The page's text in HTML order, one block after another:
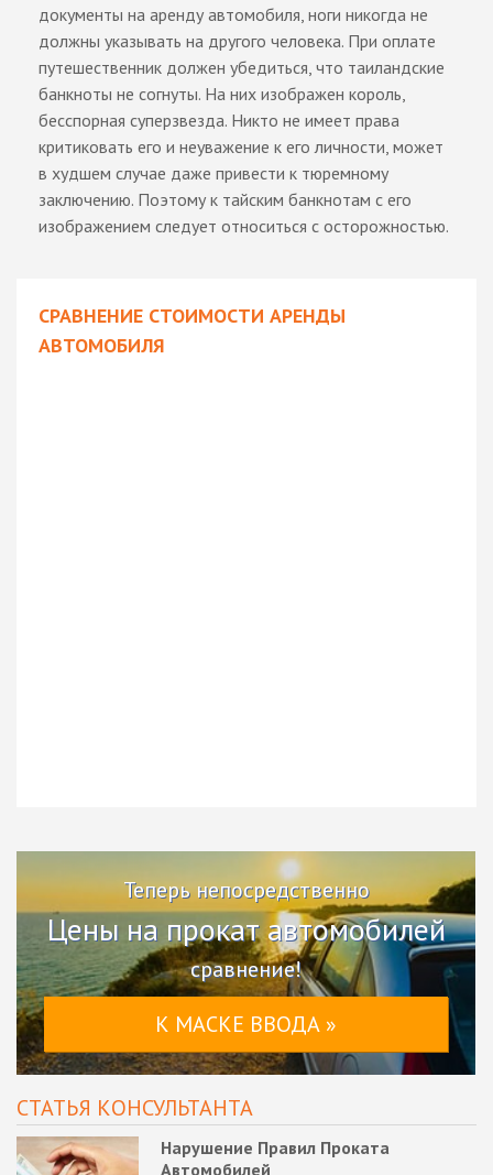
документы на аренду автомобиля, ноги никогда не
должны указывать на другого человека. При оплате
путешественник должен убедиться, что таиландские
банкноты не согнуты. На них изображен король,
бесспорная суперзвезда. Никто не имеет права
критиковать его и неуважение к его личности, может
в худшем случае даже привести к тюремному
заключению. Поэтому к тайским банкнотам с его
изображением следует относиться с осторожностью.
СРАВНЕНИЕ СТОИМОСТИ АРЕНДЫ
АВТОМОБИЛЯ
Теперь непосредственно
Цены на прокат автомобилей
сравнение!
К МАСКЕ ВВОДА »
СТАТЬЯ КОНСУЛЬТАНТА
Нарушение Правил Проката
Автомобилей